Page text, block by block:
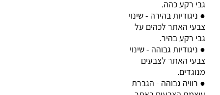
גבי רקע כהה.
● ניגודיות בהירה - שינוי
צבעי האתר לכהים על
גבי רקע בהיר.
● ניגודיות גבוהה - שינוי
צבעי האתר לצבעים
מנוגדים.
● רוויה גבוהה - הגברת